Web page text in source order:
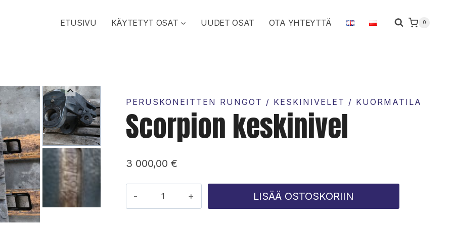
ETUSIVU KÄYTETYT OSAT UUDET OSAT OTA YHTEYTTÄ 0
PERUSKONEITTEN RUNGOT / KESKINIVELET / KUORMATILA
Scorpion keskinivel
3 000,00€
Scorpion
keskinivel
LISÄÄ OSTOSKORIIN